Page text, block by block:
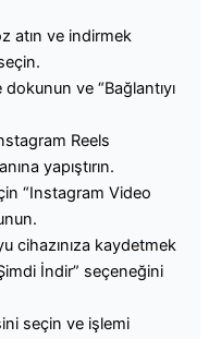
atın ve indirmek
ve “Bağlantıyı
Reels
yapıştırın.
“Instagram Video
cihazınıza kaydetmek
İndir” seçeneğini
seçin ve işlemi